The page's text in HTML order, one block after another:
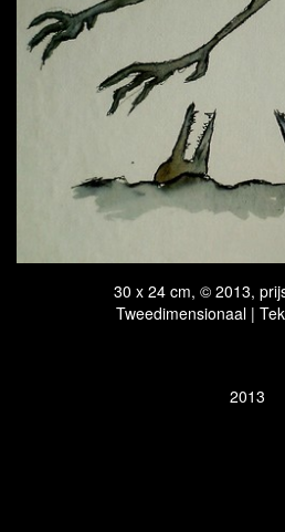
30 x 24 cm, © 2013,
Tweedimensionaal |
2013